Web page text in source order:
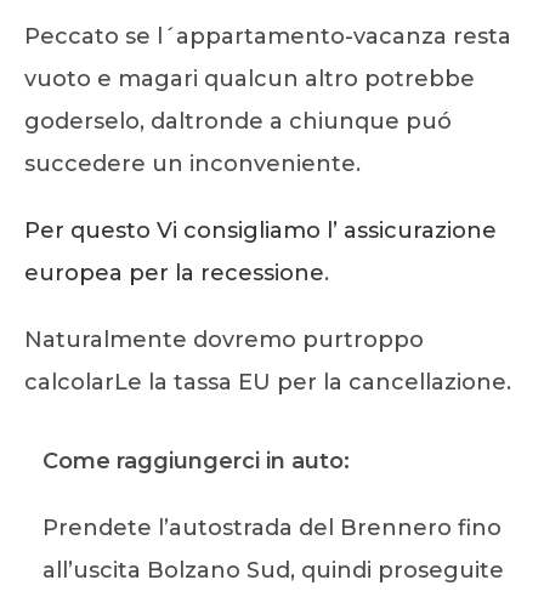
Peccato se l´appartamento-vacanza resta
vuoto e magari qualcun altro potrebbe
goderselo, daltronde a chiunque puó
succedere un inconveniente.
Per questo Vi consigliamo l’ assicurazione
europea per la recessione.
Naturalmente dovremo purtroppo
calcolarLe la tassa EU per la cancellazione.
Come raggiungerci in auto:
Prendete l’autostrada del Brennero fino
all’uscita Bolzano Sud, quindi proseguite